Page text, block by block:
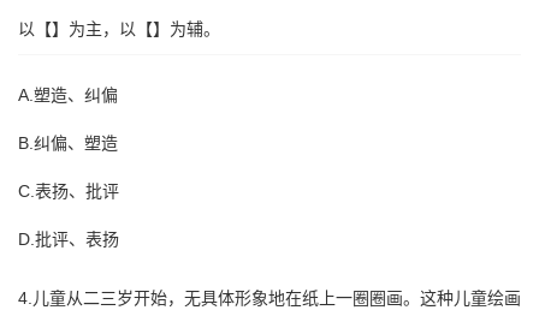
以【】为主，以【】为辅。
A.塑造、纠偏
B.纠偏、塑造
C.表扬、批评
D.批评、表扬
4.儿童从二三岁开始，无具体形象地在纸上一圈圈画。这种儿童绘画